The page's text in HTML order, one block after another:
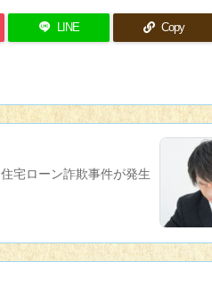
LINE Copy
住宅ローン詐欺事件が発生